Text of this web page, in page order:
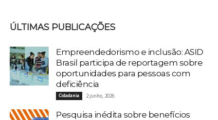
ÚLTIMAS PUBLICAÇÕES
Empreendedorismo e inclusão: ASID
Brasil participa de reportagem sobre
oportunidades para pessoas com
deficiência
Cidadania 2 junho, 2026
Pesquisa inédita sobre benefícios